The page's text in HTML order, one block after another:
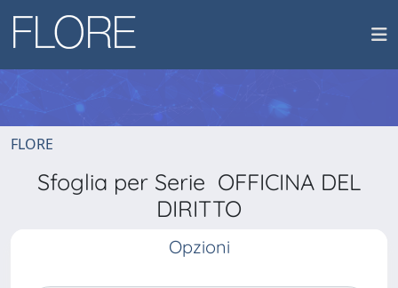
FLORE
Sfoglia per Serie OFFICINA DEL
DIRITTO
Opzioni